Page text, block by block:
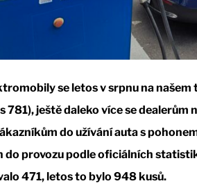
se letos v srpnu na
781), ještě daleko více se dealerům
do užívání auta s
do provozu podle oficiálních
471, letos to bylo 948 kusů.